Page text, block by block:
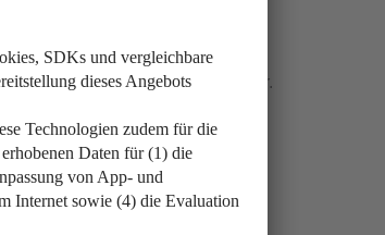
Risiken, Kosten und mehr.